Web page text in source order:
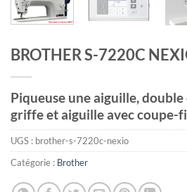
BROTHER S-7220C
Piqueuse une aiguille,
griffe et aiguille avec coupe-
UGS : brother-s-7220c-nexio
Catégorie : Brother